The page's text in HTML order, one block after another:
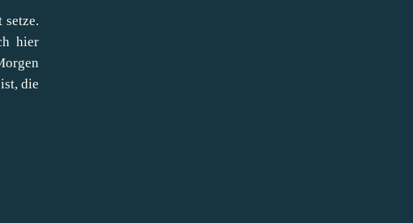
setze.
hier
die